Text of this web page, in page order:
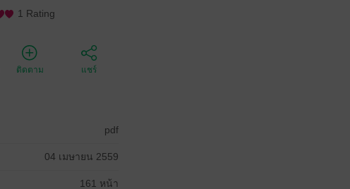
1 Rating
ติดตาม แชร์
pdf
04 เมษายน 2559
161 หน้า